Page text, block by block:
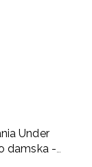
Under
damska -